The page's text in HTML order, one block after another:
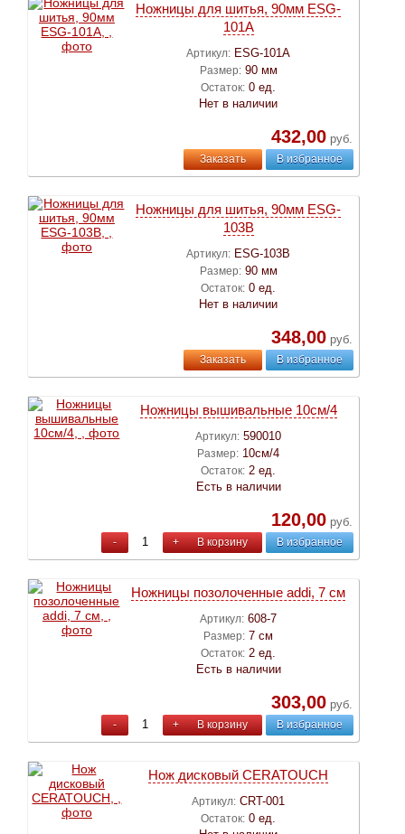
Ножницы для шитья, 90мм ESG-
101A
Артикул: ESG-101A
Размер: 90 мм
Остаток: 0 ед.
Нет в наличии
432,00руб.
Заказать В избранное
Ножницы для шитья, 90мм ESG-
103B
Артикул: ESG-103B
Размер: 90 мм
Остаток: 0 ед.
Нет в наличии
348,00руб.
Заказать В избранное
Ножницы вышивальные 10см/4
Артикул: 590010
Размер: 10см/4
Остаток: 2 ед.
Есть в наличии
120,00руб.
- + В корзину В избранное
Ножницы позолоченные addi, 7 см
Артикул: 608-7
Размер: 7 см
Остаток: 2 ед.
Есть в наличии
303,00руб.
- + В корзину В избранное
Нож дисковый CERATOUCH
Артикул: CRT-001
Остаток: 0 ед.